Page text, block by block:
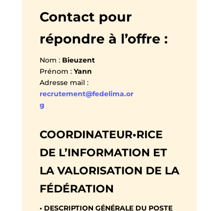
Contact pour
répondre à l’offre :
Nom : Bieuzent
Prénom : Yann
Adresse mail :
recrutement@fedelima.or
g
COORDINATEUR•RICE
DE L’INFORMATION ET
LA VALORISATION DE LA
FÉDÉRATION
• DESCRIPTION GÉNÉRALE DU POSTE